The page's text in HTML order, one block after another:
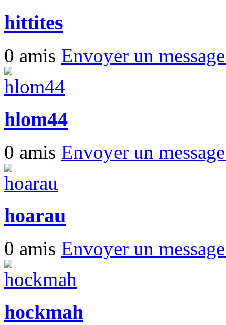
hittites
0 amis Envoyer un
hlom44
0 amis Envoyer un
hoarau
0 amis Envoyer un
hockmah